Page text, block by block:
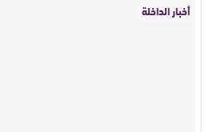
أخبار الداخلة